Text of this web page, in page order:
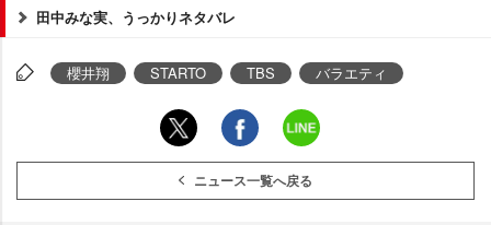
田中みな実、うっかりネタバレ
櫻井翔 STARTO TBS バラエティ
ニュース一覧へ戻る